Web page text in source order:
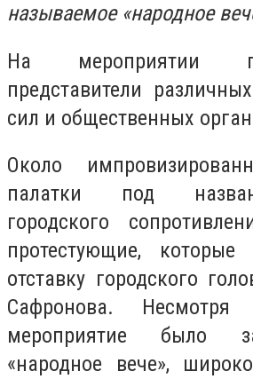
называемое «народное
На мероприятии
представители
сил и общественных
Около
палатки под
городского
протестующие,
отставку городского
Сафронова.
мероприятие было
«народное вече»,